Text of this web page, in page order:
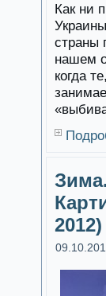
Как ни
страны
нашем
когда
2012)